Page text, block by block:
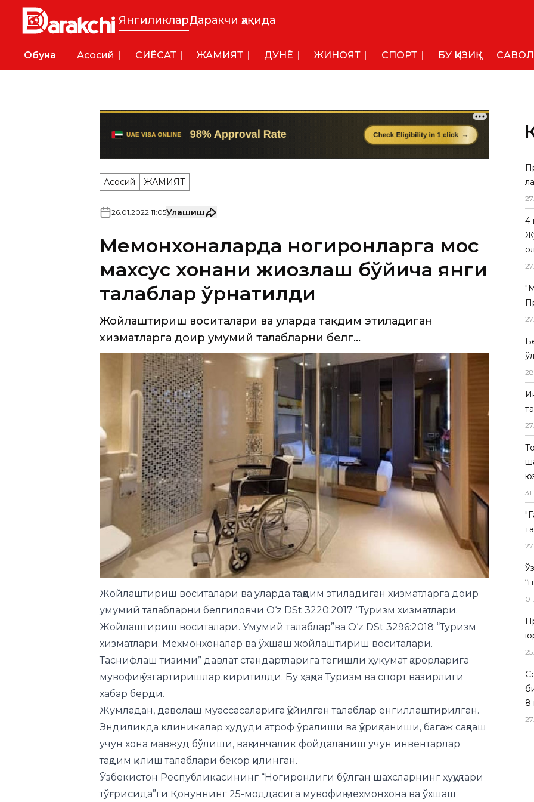
ЯнгиликларДаракчи ҳақида
Обуна Асосий СИËСАТ ЖАМИЯТ ДУНË ЖИНОЯТ СПОРТ БУ ҚИЗИҚ
Асосий ЖАМИЯТ
Меҳмонхоналарда ногиронларга мос
махсус хонани жиҳозлаш бўйича янги
талаблар ўрнатилди
Жойлаштириш воситалари ва уларда тақдим этиладиган
хизматларга доир умумий талабларни белг...
Жойлаштириш воситалари ва уларда тақдим этиладиган хизматларга доир
умумий талабларни белгиловчи O‘z DSt 3220:2017 “Туризм хизматлари.
Жойлаштириш воситалари. Умумий талаблар”ва O‘z DSt 3296:2018 “Туризм
хизматлари. Меҳмонхоналар ва ўхшаш жойлаштириш воситалари.
Таснифлаш тизими” давлат стандартларига тегишли ҳукумат қарорларига
мувофиқ ўзгартиришлар киритилди. Бу ҳақда Туризм ва спорт вазирлиги
хабар берди.
Жумладан, даволаш муассасаларига қўйилган талаблар енгиллаштирилган.
Эндиликда клиникалар ҳудуди атроф ўралиши ва қўриқланиши, багаж сақлаш
учун хона мавжуд бўлиши, вақтинчалик фойдаланиш учун инвентарлар
тақдим қилиш талаблари бекор қилинган.
Ўзбекистон Республикасининг “Ногиронлиги бўлган шахсларнинг ҳуқуқлари
тўғрисида”ги Қонуннинг 25-моддасига мувофиқ меҳмонхона ва ўхшаш
жойлаштириш воситаларида ногиронлар учун шароитлари бўлган камида
битта хонанинг мавжуд бўлиши ҳамда хонани жиҳозлаш бўйича талаблар
киритилган.
27.
4
27.
27.
28
27.
31.
27.
01.
25.
8
27.